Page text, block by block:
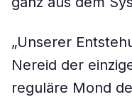
„Unserer
Nereid der
reguläre Mond